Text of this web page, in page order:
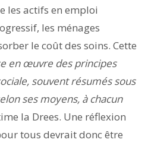
les actifs en emploi
les ménages
le coût des soins. Cette
en œuvre des principes
souvent résumés sous
ses moyens, à chacun
la Drees. Une réflexion
tous devrait donc être